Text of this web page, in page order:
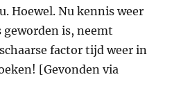
Hoewel. Nu kennis weer
is, neemt
factor tijd weer in
[Gevonden via